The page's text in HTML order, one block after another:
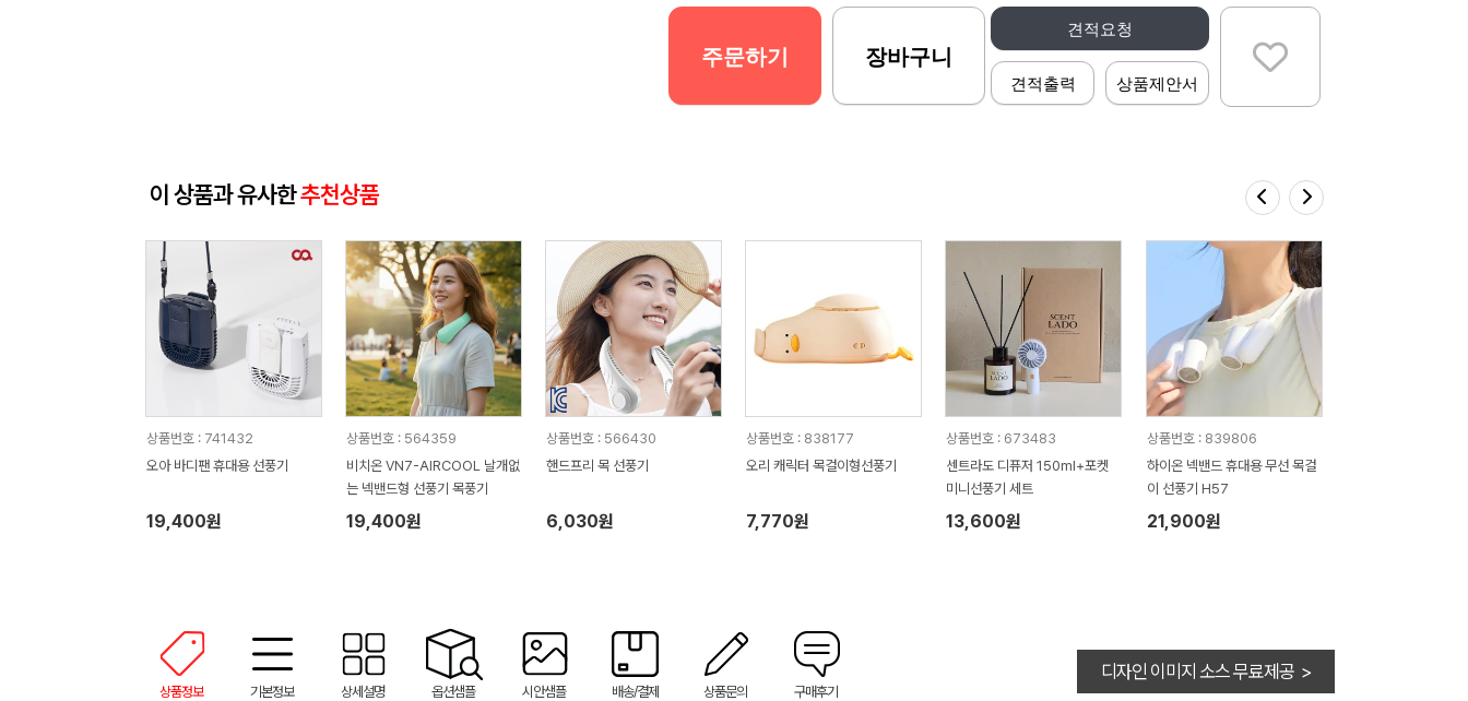
견적요청
견적출력 상품제안서
주문하기 장바구니
이 상품과 유사한추천상품
상품번호 : 741432
오아 바디팬 휴대용 선풍기
19,400원
상품번호 : 564359
비치온 VN7-AIRCOOL 날개없
는 넥밴드형 선풍기 목풍기
19,400원
상품번호 : 566430
핸드프리 목 선풍기
6,030원
상품번호 : 838177
오리 캐릭터 목걸이형선풍기
7,770원
상품번호 : 673483
센트라도 디퓨저 150ml+포켓
미니선풍기 세트
13,600원
상품번호 : 839806
하이온 넥밴드 휴대용 무선 목걸
이 선풍기 H57
21,900원
상품정보 기본정보 상세설명 옵션샘플 시안샘플 배송/결제 상품문의 구매후기
디자인 이미지 소스 무료제공 >